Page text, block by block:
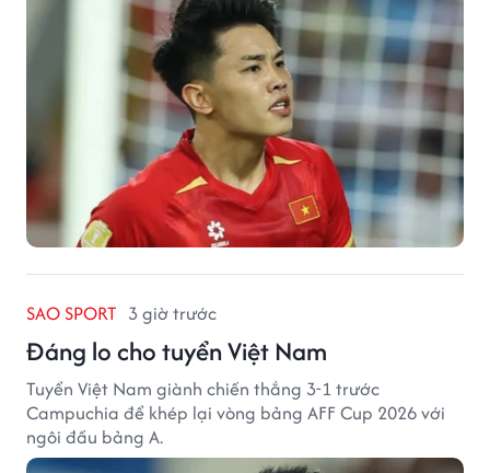
SAO SPORT 3 giờ trước
Đáng lo cho tuyển Việt Nam
Tuyển Việt Nam giành chiến thắng 3-1 trước
Campuchia để khép lại vòng bảng AFF Cup 2026 với
ngôi đầu bảng A.